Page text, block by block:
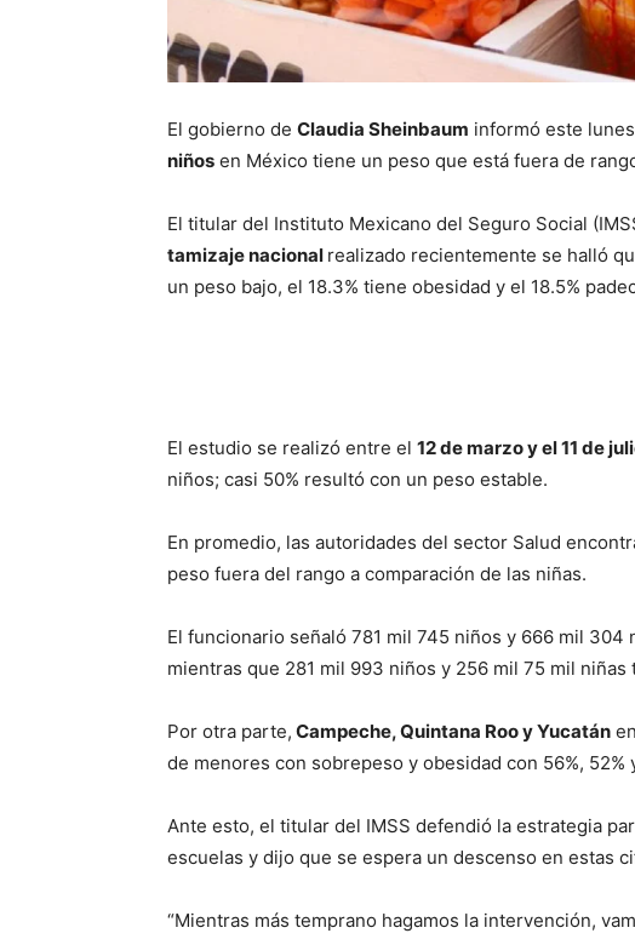
El gobierno de Claudia Sheinbaum informó este
niños en México tiene un peso que está fuera de
El titular del Instituto Mexicano del Seguro Social
tamizaje nacional realizado recientemente se halló
un peso bajo, el 18.3% tiene obesidad y el 18.5%
El estudio se realizó entre el 12 de marzo y el 11 de
niños; casi 50% resultó con un peso estable.
En promedio, las autoridades del sector Salud
peso fuera del rango a comparación de las niñas.
El funcionario señaló 781 mil 745 niños y 666 mil
mientras que 281 mil 993 niños y 256 mil 75 mil niñas
Por otra parte, Campeche, Quintana Roo y Yucatán
de menores con sobrepeso y obesidad con 56%, 52%
Ante esto, el titular del IMSS defendió la estrategia
escuelas y dijo que se espera un descenso en estas
“Mientras más temprano hagamos la intervención,